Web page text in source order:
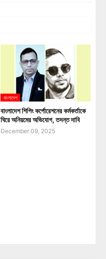
বাংলাদেশ
বাংলাদেশ শিপিং কর্পোরেশনের কর্মকর্তাকে
ঘিরে অনিয়মের অভিযোগ, তদন্ত দাবি
December 09, 2025